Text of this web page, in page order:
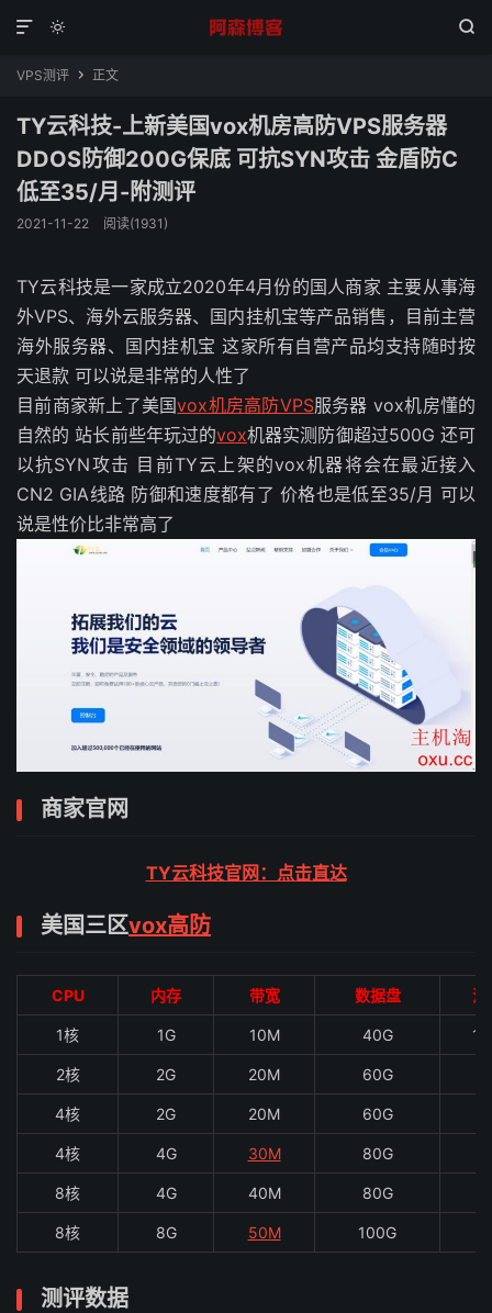
 

VPS测评  正文
TY云科技-上新美国vox机房高防VPS服务器
DDOS防御200G保底 可抗SYN攻击 金盾防C
低至35/月-附测评
2021-11-22 阅读(1931)
TY云科技是一家成立2020年4月份的国人商家 主要从事海
外VPS、海外云服务器、国内挂机宝等产品销售，目前主营
海外服务器、国内挂机宝 这家所有自营产品均支持随时按
天退款 可以说是非常的人性了
目前商家新上了美国vox机房高防VPS服务器 vox机房懂的
自然的 站长前些年玩过的vox机器实测防御超过500G 还可
以抗SYN攻击 目前TY云上架的vox机器将会在最近接入
CN2 GIA线路 防御和速度都有了 价格也是低至35/月 可以
说是性价比非常高了
商家官网
TY云科技官网：点击直达
美国三区vox高防
CPU 内存 带宽 数据盘 流
1核 1G 10M 40G
2核 2G 20M 60G
4核 2G 20M 60G
4核 4G 30M 80G
8核 4G 40M 80G
8核 8G 50M 100G
测评数据